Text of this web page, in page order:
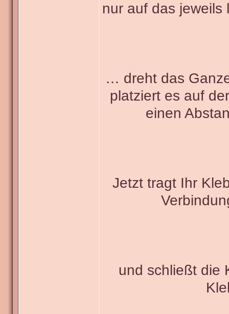
nur auf das jeweils
… dreht das
platziert es auf
einen
Jetzt tragt Ihr
und schließt die